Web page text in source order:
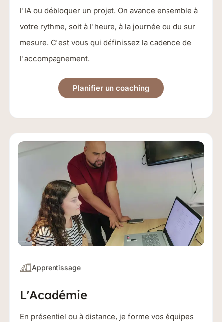
l'IA ou débloquer un projet. On avance ensemble à
votre rythme, soit à l'heure, à la journée ou du sur
mesure. C'est vous qui définissez la cadence de
l'accompagnement.
Planifier un coaching
Apprentissage
L'Académie
En présentiel ou à distance, je forme vos équipes